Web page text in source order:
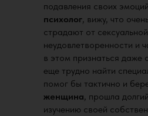
подавления своих
психолог, вижу, что
страдают от сексуальной
неудовлетворенности и
в этом признаться даже
еще трудно найти
помог бы тактично и
женщина, прошла
изучению своей